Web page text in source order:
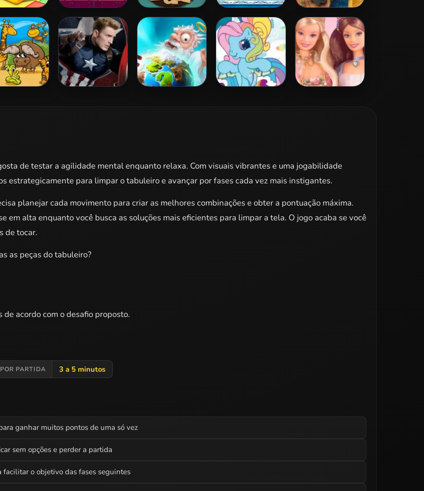
2 Wheely 6:
Fairytale
Roll The Ball
Online
Frozen Jigsaw
Puzzle
Minion Jigsaw
Puzzle
de testar a agilidade mental enquanto relaxa. Com visuais vibrantes e uma jogabilidade
estrategicamente para limpar o tabuleiro e avançar por fases cada vez mais instigantes.
planejar cada movimento para criar as melhores combinações e obter a pontuação máxima.
em alta enquanto você busca as soluções mais eficientes para limpar a tela. O jogo acaba se você
de tocar.
as peças do tabuleiro?
acordo com o desafio proposto.
PARTIDA 3 a 5 minutos
ganhar muitos pontos de uma só vez
sem opções e perder a partida
facilitar o objetivo das fases seguintes